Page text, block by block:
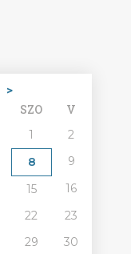
>
SZO V
1
2
8
9
15
16
22
23
29
30